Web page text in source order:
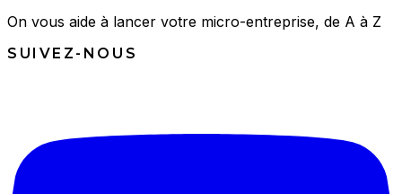
On vous aide à lancer votre micro-entreprise, de A à Z
SUIVEZ-NOUS